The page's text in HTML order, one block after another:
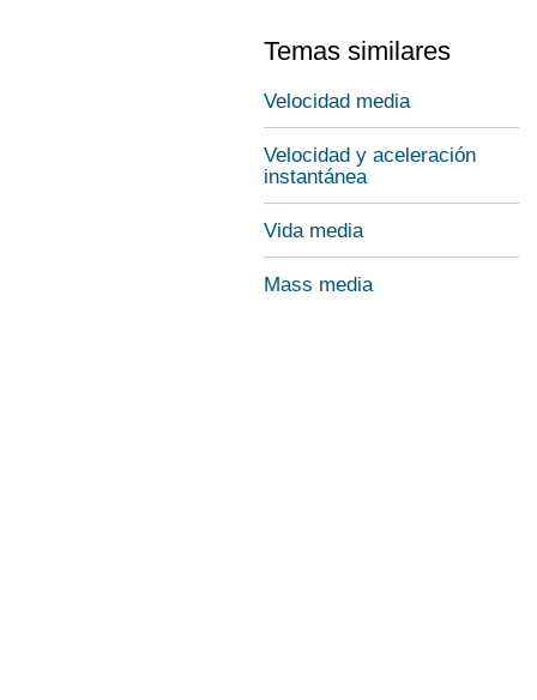
Temas similares
Velocidad media
Velocidad y aceleración
instantánea
Vida media
Mass media